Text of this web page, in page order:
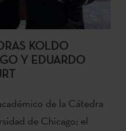
KOLDO
Y EDUARDO
de la Cátedra
de Chicago; el